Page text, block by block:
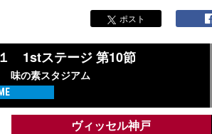
ポスト
1stステージ 第10節
の素スタジアム
ヴィッセル神戸